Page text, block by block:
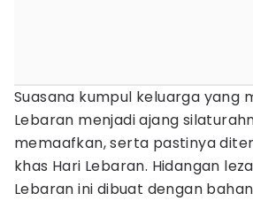
Suasana kumpul keluarga yang
Lebaran menjadi ajang
memaafkan, serta pastinya
khas Hari Lebaran. Hidangan
Lebaran ini dibuat dengan